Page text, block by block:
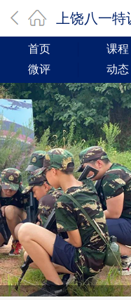
上饶八一
首页 课程
微评
动态